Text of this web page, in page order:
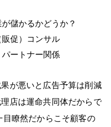
儲かるかどうか？
促）コンサル
ートナー関係
が悪いと広告予算は削減
店は運命共同体だからで
瞭然だからこそ顧客の